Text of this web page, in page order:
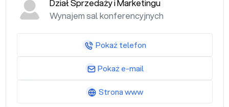
Dział Sprzedaży i Marketingu
Wynajem sal konferencyjnych
Pokaż telefon
Pokaż e-mail
Strona www